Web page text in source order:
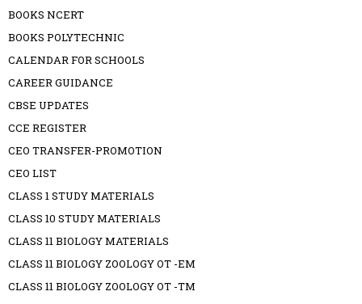
BOOKS NCERT
BOOKS POLYTECHNIC
CALENDAR FOR SCHOOLS
CAREER GUIDANCE
CBSE UPDATES
CCE REGISTER
CEO TRANSFER-PROMOTION
CEO LIST
CLASS 1 STUDY MATERIALS
CLASS 10 STUDY MATERIALS
CLASS 11 BIOLOGY MATERIALS
CLASS 11 BIOLOGY ZOOLOGY OT -EM
CLASS 11 BIOLOGY ZOOLOGY OT -TM